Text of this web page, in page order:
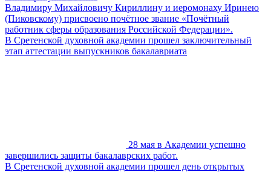
Владимиру Михайловичу Кириллину и иеромонаху Иринею
(Пиковскому) присвоено почётное звание «Почётный
работник сферы образования Российской Федерации».
В Сретенской духовной академии прошел заключительный
этап аттестации выпускников бакалавриата
28 мая в Академии успешно
завершились защиты бакалаврских работ.
В Сретенской духовной академии прошел день открытых